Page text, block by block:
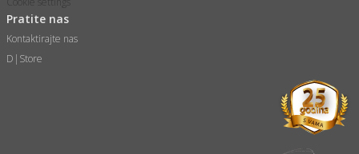
Pratite nas
Kontaktirajte nas
D|Store